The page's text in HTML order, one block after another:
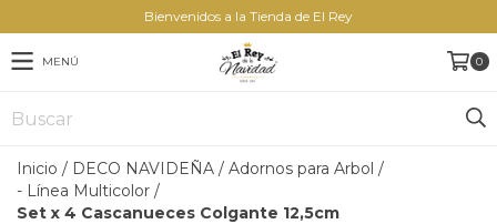
Bienvenidos a la Tienda de El Rey
MENÚ 0
Inicio / DECO NAVIDEÑA / Adornos para Arbol /
- Línea Multicolor /
Set x 4 Cascanueces Colgante 12,5cm